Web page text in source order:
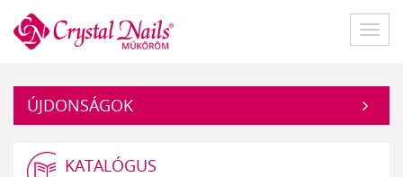
Műköröm
ÚJDONSÁGOK
KATALÓGUS